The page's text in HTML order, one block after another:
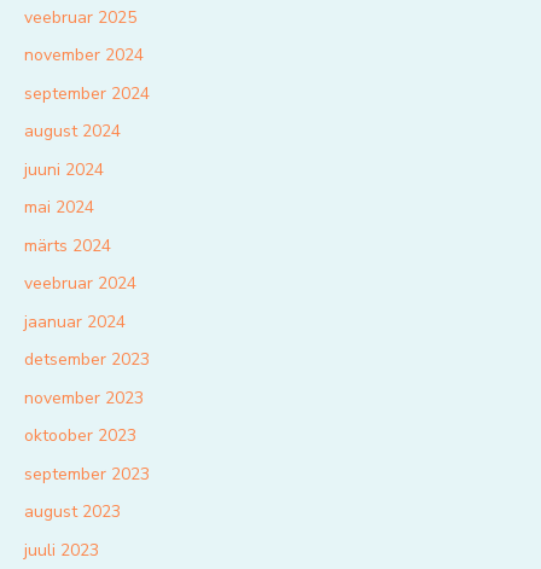
veebruar 2025
november 2024
september 2024
august 2024
juuni 2024
mai 2024
märts 2024
veebruar 2024
jaanuar 2024
detsember 2023
november 2023
oktoober 2023
september 2023
august 2023
juuli 2023